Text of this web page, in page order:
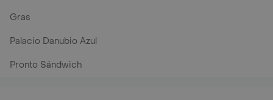
Gras
Palacio Danubio Azul
Pronto Sándwich